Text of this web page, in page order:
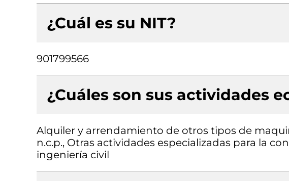
¿Cuál es su NIT?
901799566
¿Cuáles son sus actividades
Alquiler y arrendamiento de otros tipos de
n.c.p., Otras actividades especializadas para la
ingeniería civil